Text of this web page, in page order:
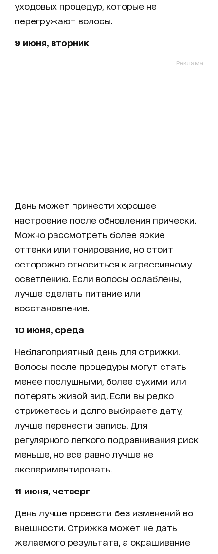
уходовых процедур, которые не
перегружают волосы.
9 июня, вторник
Реклама
День может принести хорошее
настроение после обновления прически.
Можно рассмотреть более яркие
оттенки или тонирование, но стоит
осторожно относиться к агрессивному
осветлению. Если волосы ослаблены,
лучше сделать питание или
восстановление.
10 июня, среда
Неблагоприятный день для стрижки.
Волосы после процедуры могут стать
менее послушными, более сухими или
потерять живой вид. Если вы редко
стрижетесь и долго выбираете дату,
лучше перенести запись. Для
регулярного легкого подравнивания риск
меньше, но все равно лучше не
экспериментировать.
11 июня, четверг
День лучше провести без изменений во
внешности. Стрижка может не дать
желаемого результата, а окрашивание